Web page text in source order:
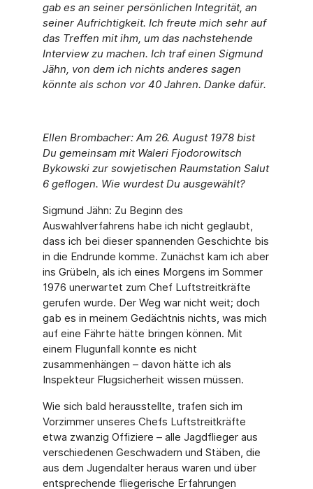
gab es an seiner persönlichen Integrität, an
seiner Aufrichtigkeit. Ich freute mich sehr auf
das Treffen mit ihm, um das nachstehende
Interview zu machen. Ich traf einen Sigmund
Jähn, von dem ich nichts anderes sagen
könnte als schon vor 40 Jahren. Danke dafür.
Ellen Brombacher: Am 26. August 1978 bist
Du gemeinsam mit Waleri Fjodorowitsch
Bykow­ski zur sowjetischen Raumstation Salut
6 geflogen. Wie wurdest Du ausgewählt?
Sigmund Jähn: Zu Beginn des
Auswahlverfahrens habe ich nicht geglaubt,
dass ich bei die­ser spannenden Geschichte bis
in die Endrunde komme. Zunächst kam ich aber
ins Grü­beln, als ich eines Morgens im Sommer
1976 unerwartet zum Chef Luftstreitkräfte
gerufen wurde. Der Weg war nicht weit; doch
gab es in meinem Gedächtnis nichts, was mich
auf eine Fährte hätte bringen können. Mit
einem Flugunfall konnte es nicht
zusammenhängen – davon hätte ich als
Inspekteur Flugsicherheit wissen müssen.
Wie sich bald herausstellte, trafen sich im
Vorzimmer unseres Chefs Luftstreitkräfte
etwa zwanzig Offiziere – alle Jagdflieger aus
verschiedenen Geschwadern und Stäben, die
aus dem Jugendalter heraus waren und über
entsprechende fliegerische Erfahrungen